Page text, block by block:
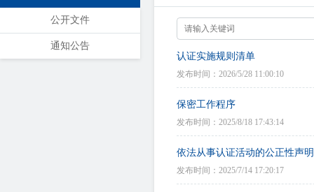
公开文件
通知公告
认证实施规则清单
发布时间：2026/5/28 11:00:10
保密工作程序
发布时间：2025/8/18 17:43:14
依法从事认证活动的公正性声明
发布时间：2025/7/14 17:20:17